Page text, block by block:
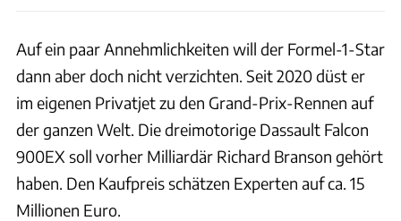
Auf ein paar Annehmlichkeiten will der Formel-1-Star
dann aber doch nicht verzichten. Seit 2020 düst er
im eigenen Privatjet zu den Grand-Prix-Rennen auf
der ganzen Welt. Die dreimotorige Dassault Falcon
900EX soll vorher Milliardär Richard Branson gehört
haben. Den Kaufpreis schätzen Experten auf ca. 15
Millionen Euro.